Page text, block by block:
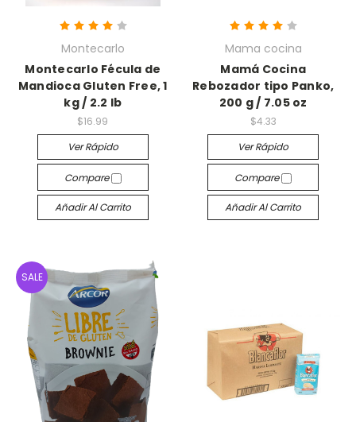
Montecarlo
Montecarlo Fécula de
Mandioca Gluten Free, 1
kg / 2.2 lb
$16.99
Ver Rápido
Compare
Añadir Al Carrito
Mama cocina
Mamá Cocina
Rebozador tipo Panko,
200 g / 7.05 oz
$4.33
Ver Rápido
Compare
Añadir Al Carrito
SALE